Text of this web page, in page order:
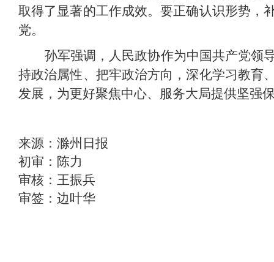
取得了显著的工作成效。要正确认识形势，
党。
孙军强调，人民政协作为中国共产党领
持政治属性、把牢政治方向，深化学习教育
发展，为更好聚焦中心、服务大局提供坚强
来源：滁州日报
初审：陈力
审核：王振兵
审签：边叶华